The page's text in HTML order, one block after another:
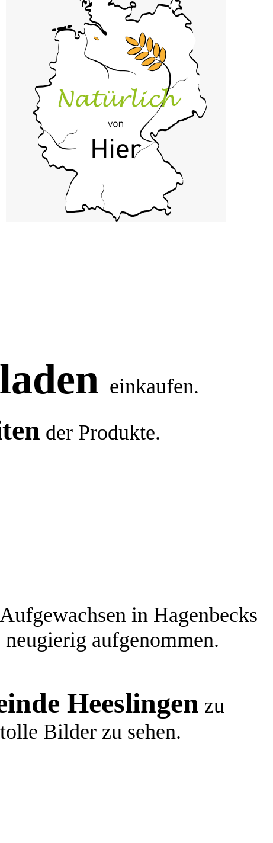
einkaufen.
der Produkte.
in Hagenbecks
aufgenommen.
Heeslingen zu
Bilder zu sehen.